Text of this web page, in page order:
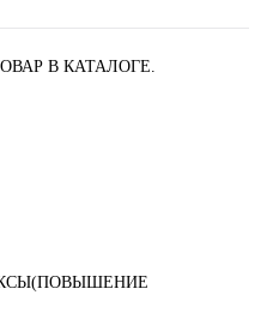
В КАТАЛОГЕ.